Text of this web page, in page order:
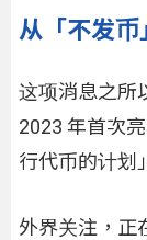
从「不发币
这项消息之所
2023 年首次
行代币的计划
外界关注，正